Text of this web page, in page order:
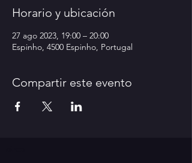
Horario y ubicación
27 ago 2023, 19:00 – 20:00
Espinho, 4500 Espinho, Portugal
Compartir este evento